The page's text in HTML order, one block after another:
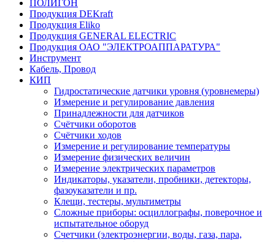
ПОЛИГОН
Продукция DEKraft
Продукция Eliko
Продукция GENERAL ELECTRIC
Продукция ОАО "ЭЛЕКТРОАППАРАТУРА"
Инструмент
Кабель, Провод
КИП
Гидростатические датчики уровня (уровнемеры)
Измерение и регулирование давления
Принадлежности для датчиков
Счётчики оборотов
Счётчики ходов
Измерение и регулирование температуры
Измерение физических величин
Измерение электрических параметров
Индикаторы, указатели, пробники, детекторы,
фазоуказатели и пр.
Клещи, тестеры, мультиметры
Сложные приборы: осциллографы, поверочное и
испытательное оборуд
Счетчики (электроэнергии, воды, газа, пара,